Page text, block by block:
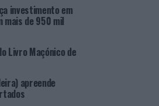
de armas proibidas;
investimento em
mais de 950 mil
Livro Maçónico de
apreende